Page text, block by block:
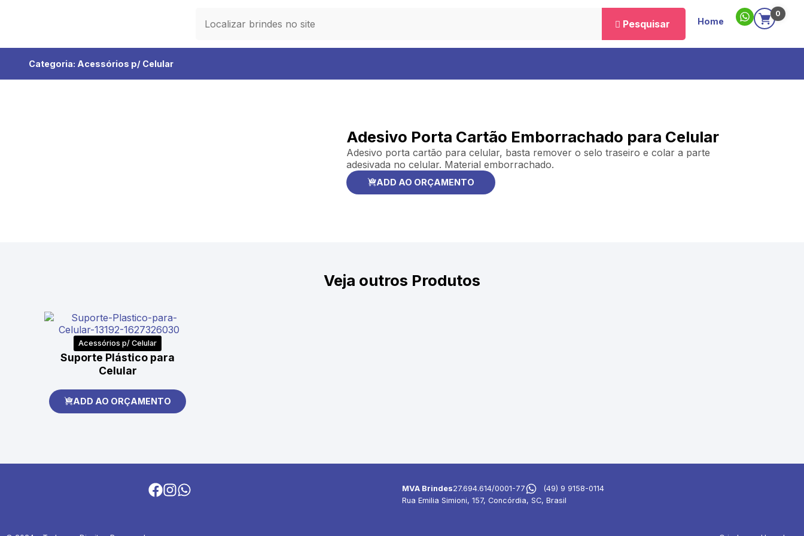
Pesquisar Home
0
Categoria: Acessórios p/ Celular
Adesivo Porta Cartão Emborrachado para Celular
Adesivo porta cartão para celular, basta remover o selo traseiro e colar a parte
adesivada no celular. Material emborrachado.
ADD AO ORÇAMENTO
Veja outros Produtos
Acessórios p/ Celular
Suporte Plástico para
Celular
ADD AO ORÇAMENTO
MVA Brindes27.694.614/0001-77
(49) 9 9158-0114
Rua Emilia Simioni, 157, Concórdia, SC, Brasil